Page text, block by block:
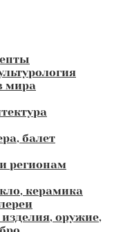
мира
балет
регионам
керамика
оружие,